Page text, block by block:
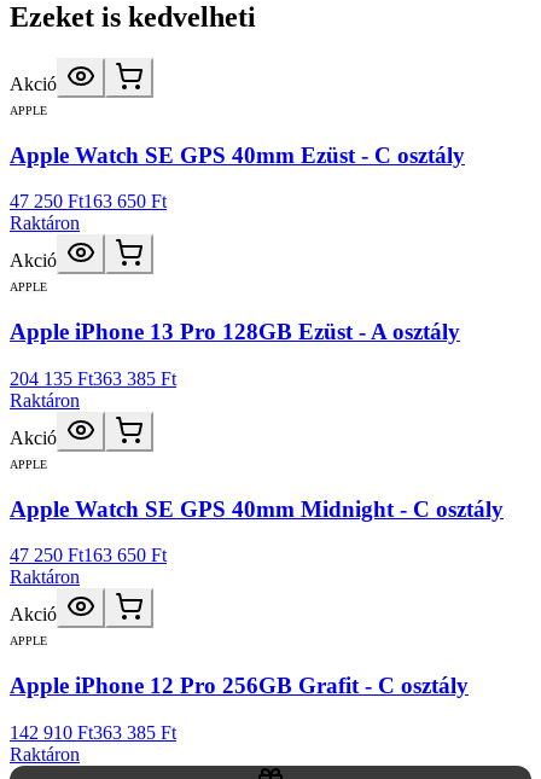
Ezeket is kedvelheti
Akció
APPLE
Apple Watch SE GPS 40mm Ezüst - C osztály
47 250 Ft163 650 Ft
Raktáron
Akció
APPLE
Apple iPhone 13 Pro 128GB Ezüst - A osztály
204 135 Ft363 385 Ft
Raktáron
Akció
APPLE
Apple Watch SE GPS 40mm Midnight - C osztály
47 250 Ft163 650 Ft
Raktáron
Akció
APPLE
Apple iPhone 12 Pro 256GB Grafit - C osztály
142 910 Ft363 385 Ft
Raktáron